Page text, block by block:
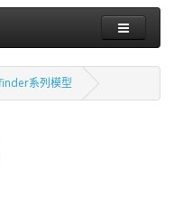
系列模型